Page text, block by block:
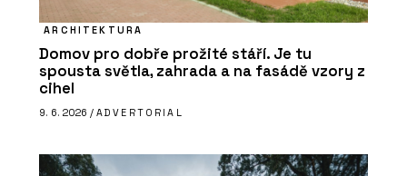
ARCHITEKTURA
Domov pro dobře prožité stáří. Je tu
spousta světla, zahrada a na fasádě vzory z
cihel
9. 6. 2026 / ADVERTORIAL